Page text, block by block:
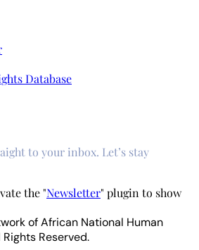
Database
to your inbox. Let’s stay
the "Newsletter" plugin to show
of African National Human
Reserved.